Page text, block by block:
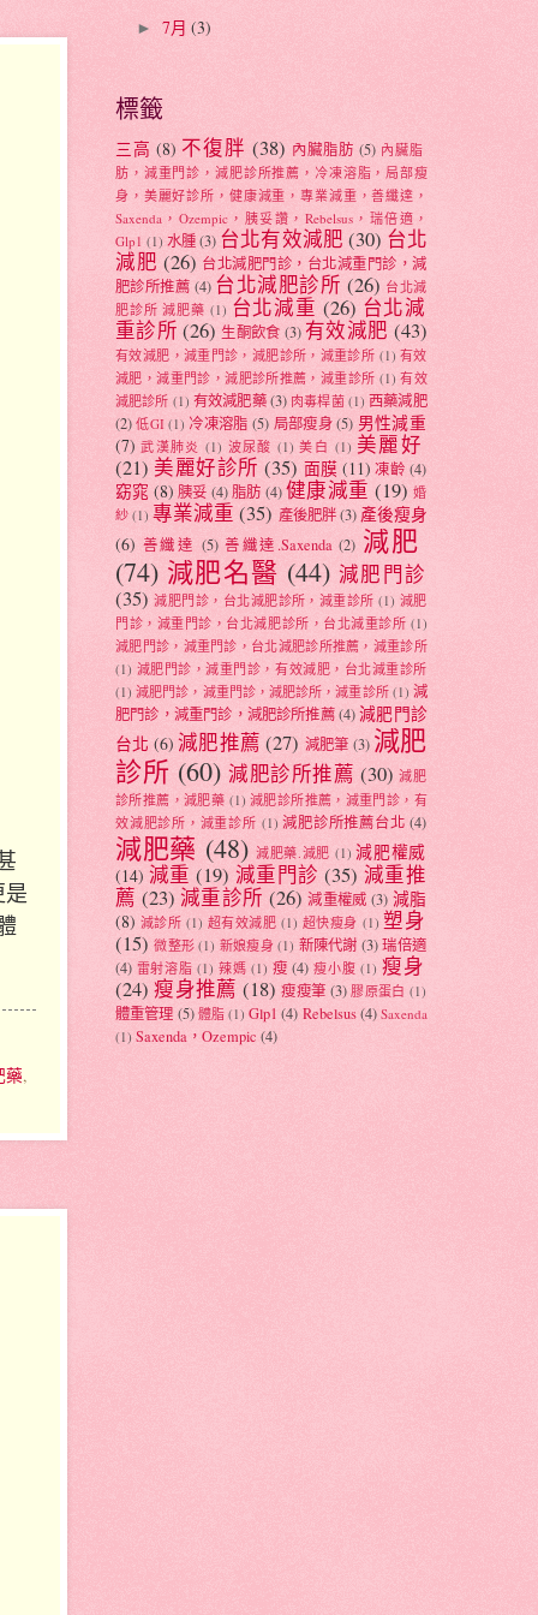
藥,
► 7月 (3)
標籤
三高 (8) 不復胖 (38) 內臟脂肪 (5) 內臟脂
肪，減重門診，減肥診所推薦，冷凍溶脂，局部瘦
身，美麗好診所，健康減重，專業減重，善纖達，
Saxenda，Ozempic，胰妥讚，Rebelsus，瑞倍適，
Glp1 (1) 水腫 (3) 台北有效減肥 (30) 台北
減肥 (26) 台北減肥門診，台北減重門診，減
肥診所推薦 (4) 台北減肥診所 (26) 台北減
肥診所 減肥藥 (1) 台北減重 (26) 台北減
重診所 (26) 生酮飲食 (3) 有效減肥 (43)
有效減肥，減重門診，減肥診所，減重診所 (1) 有效
減肥，減重門診，減肥診所推薦，減重診所 (1) 有效
減肥診所 (1) 有效減肥藥 (3) 肉毒桿菌 (1) 西藥減肥
(2) 低GI (1) 冷凍溶脂 (5) 局部瘦身 (5) 男性減重
(7) 武漢肺炎 (1) 波尿酸 (1) 美白 (1) 美麗好
(21) 美麗好診所 (35) 面膜 (11) 凍齡 (4)
窈窕 (8) 胰妥 (4) 脂肪 (4) 健康減重 (19) 婚
紗 (1) 專業減重 (35) 產後肥胖 (3) 產後瘦身
(6) 善纖達 (5) 善纖達.Saxenda (2) 減肥
(74) 減肥名醫 (44) 減肥門診
(35) 減肥門診，台北減肥診所，減重診所 (1) 減肥
門診，減重門診，台北減肥診所，台北減重診所 (1)
減肥門診，減重門診，台北減肥診所推薦，減重診所
(1) 減肥門診，減重門診，有效減肥，台北減重診所
(1) 減肥門診，減重門診，減肥診所，減重診所 (1) 減
肥門診，減重門診，減肥診所推薦 (4) 減肥門診
台北 (6) 減肥推薦 (27) 減肥筆 (3) 減肥
診所 (60) 減肥診所推薦 (30) 減肥
診所推薦，減肥藥 (1) 減肥診所推薦，減重門診，有
效減肥診所，減重診所 (1) 減肥診所推薦台北 (4)
減肥藥 (48) 減肥藥.減肥 (1) 減肥權威
(14) 減重 (19) 減重門診 (35) 減重推
薦 (23) 減重診所 (26) 減重權威 (3) 減脂
(8) 減診所 (1) 超有效減肥 (1) 超快瘦身 (1) 塑身
(15) 微整形 (1) 新娘瘦身 (1) 新陳代謝 (3) 瑞倍適
(4) 雷射溶脂 (1) 辣媽 (1) 瘦 (4) 瘦小腹 (1) 瘦身
(24) 瘦身推薦 (18) 瘦瘦筆 (3) 膠原蛋白 (1)
體重管理 (5) 體脂 (1) Glp1 (4) Rebelsus (4) Saxenda
(1) Saxenda，Ozempic (4)